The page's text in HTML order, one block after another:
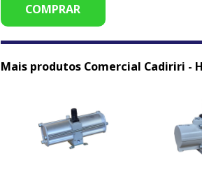
COMPRAR
Mais produtos Comercial Cadiriri -